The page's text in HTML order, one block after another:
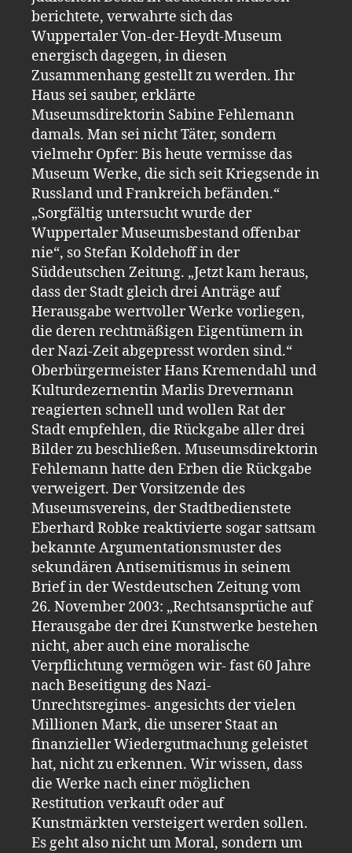
berichtete, verwahrte sich das
Wuppertaler Von-der-Heydt-Museum
energisch dagegen, in diesen
Zusammenhang gestellt zu werden. Ihr
Haus sei sauber, erklärte
Museumsdirektorin Sabine Fehlemann
damals. Man sei nicht Täter, sondern
vielmehr Opfer: Bis heute vermisse das
Museum Werke, die sich seit Kriegsende in
Russland und Frankreich befänden.“
„Sorgfältig untersucht wurde der
Wuppertaler Museumsbestand offenbar
nie“, so Stefan Koldehoff in der
Süddeutschen Zeitung. „Jetzt kam heraus,
dass der Stadt gleich drei Anträge auf
Herausgabe wertvoller Werke vorliegen,
die deren rechtmäßigen Eigentümern in
der Nazi-Zeit abgepresst worden sind.“
Oberbürgermeister Hans Kremendahl und
Kulturdezernentin Marlis Drevermann
reagierten schnell und wollen Rat der
Stadt empfehlen, die Rückgabe aller drei
Bilder zu beschließen. Museumsdirektorin
Fehlemann hatte den Erben die Rückgabe
verweigert. Der Vorsitzende des
Museumsvereins, der Stadtbedienstete
Eberhard Robke reaktivierte sogar sattsam
bekannte Argumentationsmuster des
sekundären Antisemitismus in seinem
Brief in der Westdeutschen Zeitung vom
26. November 2003: „Rechtsansprüche auf
Herausgabe der drei Kunstwerke bestehen
nicht, aber auch eine moralische
Verpflichtung vermögen wir- fast 60 Jahre
nach Beseitigung des Nazi-
Unrechtsregimes- angesichts der vielen
Millionen Mark, die unserer Staat an
finanzieller Wiedergutmachung geleistet
hat, nicht zu erkennen. Wir wissen, dass
die Werke nach einer möglichen
Restitution verkauft oder auf
Kunstmärkten versteigert werden sollen.
Es geht also nicht um Moral, sondern um